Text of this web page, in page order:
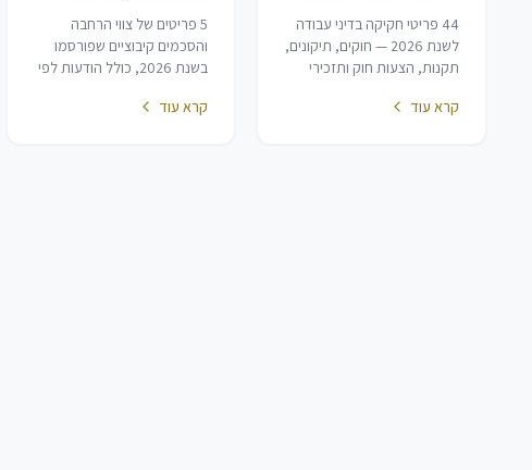
202644 פריטי חקיקה בדיני עבודה
לשנת 2026 — חוקים, תיקונים,
תקנות, הצעות חוק ותזכירי
הרחבה והסכמים קיבוציים
קרא עוד
בדיני עבודה — שנת
2026
5 פריטים של צווי הרחבה
והסכמים קיבוציים שפורסמו
בשנת 2026, כולל הודעות לפי
פרסומים. מאגר זה אינו כולל
קרא עוד